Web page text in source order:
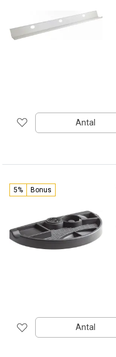
Antal
5% Bonus
Antal